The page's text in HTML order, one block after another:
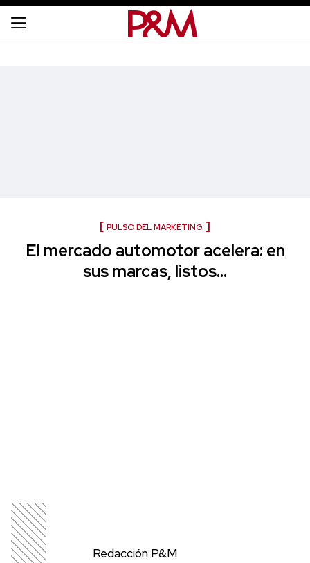
PULSO DEL MARKETING
El mercado automotor acelera: en
sus marcas, listos…
Redacción P&M